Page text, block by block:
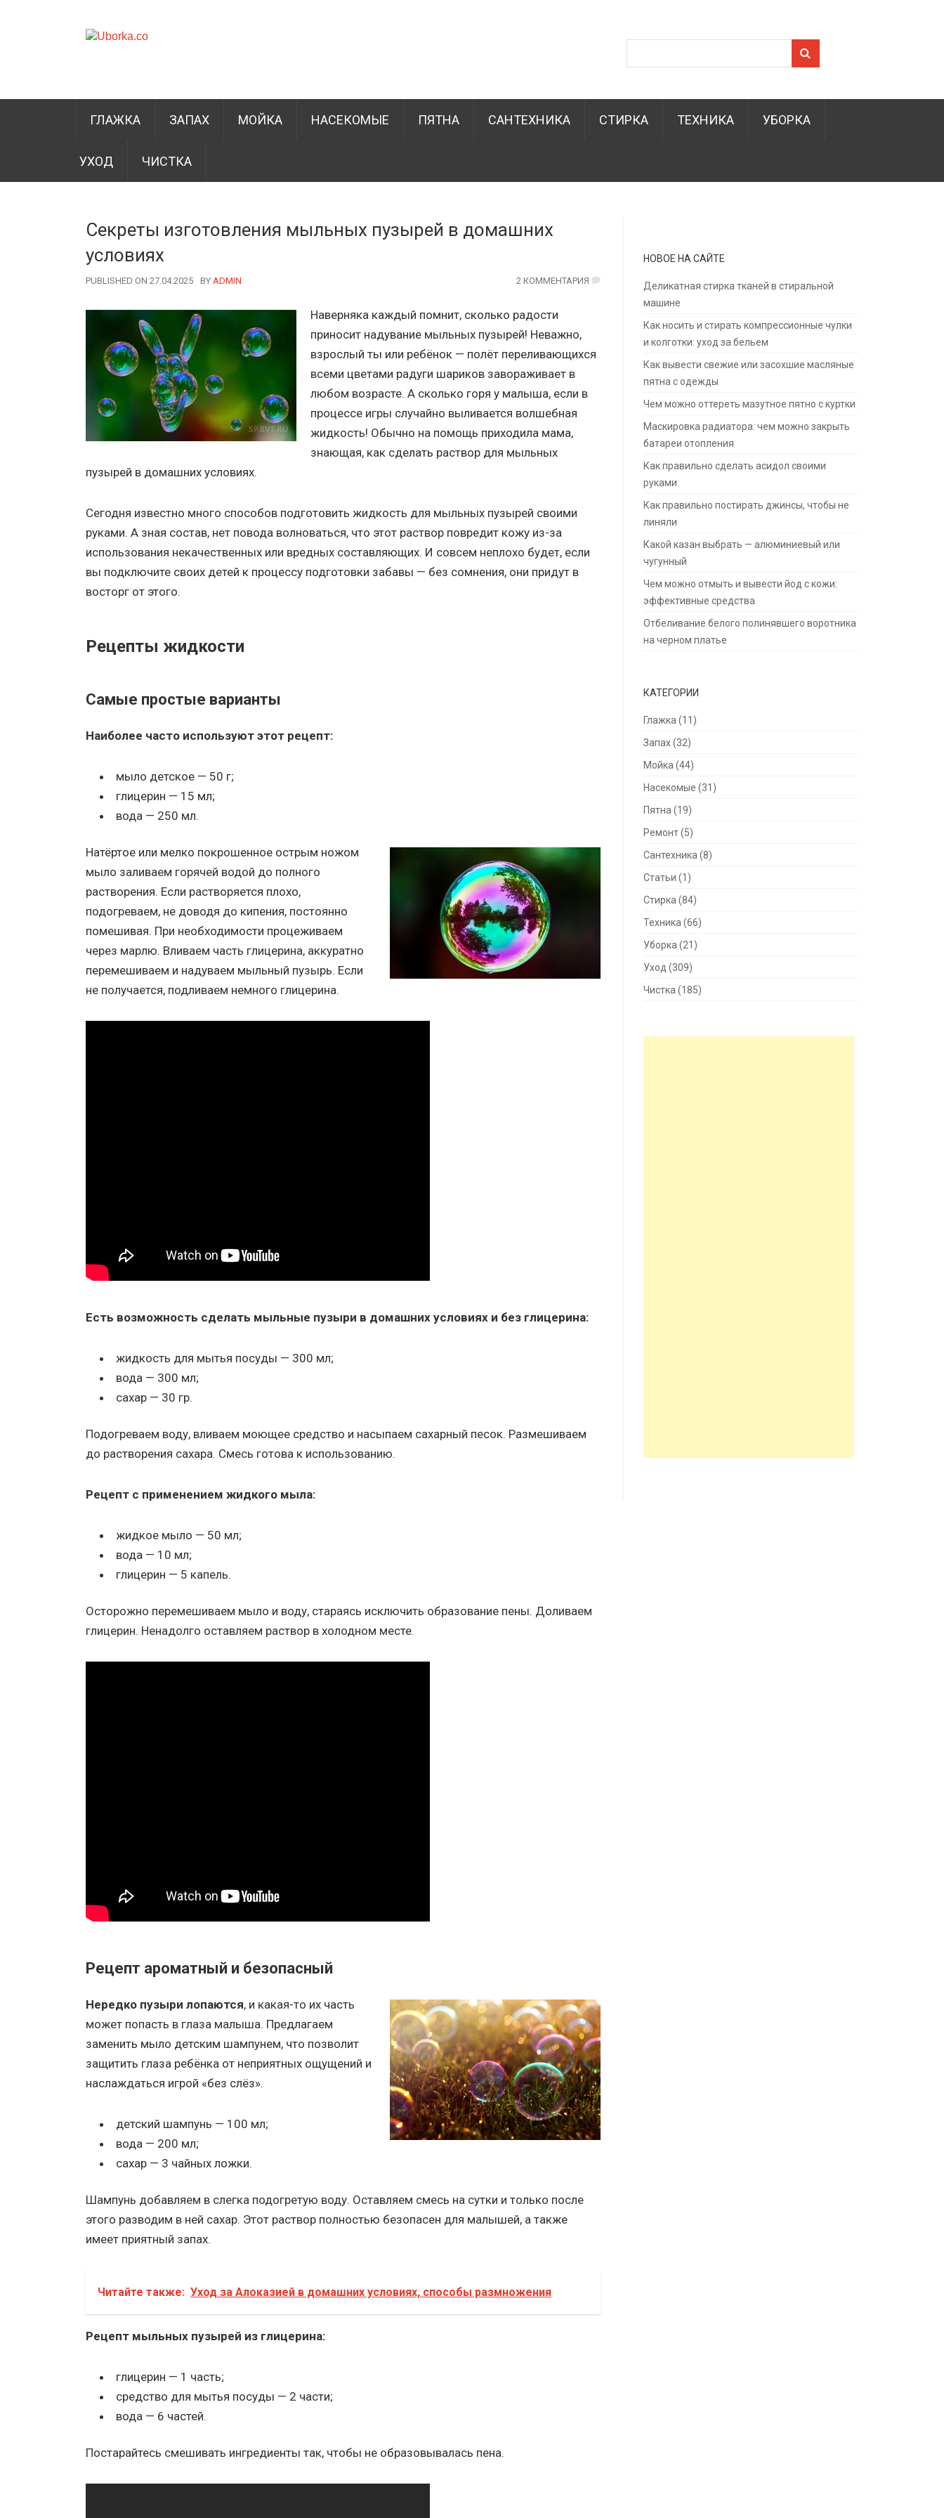
ГЛАЖКА ЗАПАХ МОЙКА НАСЕКОМЫЕ ПЯТНА САНТЕХНИКА СТИРКА ТЕХНИКА УБОРКА
УХОД ЧИСТКА
Секреты изготовления мыльных пузырей в домашних
условиях
PUBLISHED ON 27.04.2025 BY AUTHOR
ADMIN 2 КОММЕНТАРИЯ
Наверняка каждый помнит, сколько радости
приносит надувание мыльных пузырей! Неважно,
взрослый ты или ребёнок — полёт переливающихся
всеми цветами радуги шариков завораживает в
любом возрасте. А сколько горя у малыша, если в
процессе игры случайно выливается волшебная
жидкость! Обычно на помощь приходила мама,
знающая, как сделать раствор для мыльных
пузырей в домашних условиях.
Сегодня известно много способов подготовить жидкость для мыльных пузырей своими
руками. А зная состав, нет повода волноваться, что этот раствор повредит кожу из-за
использования некачественных или вредных составляющих. И совсем неплохо будет, если
вы подключите своих детей к процессу подготовки забавы — без сомнения, они придут в
восторг от этого.
Рецепты жидкости
Самые простые варианты
Наиболее часто используют этот рецепт:
мыло детское — 50 г;
глицерин — 15 мл;
вода — 250 мл.
Натёртое или мелко покрошенное острым ножом
мыло заливаем горячей водой до полного
растворения. Если растворяется плохо,
подогреваем, не доводя до кипения, постоянно
помешивая. При необходимости процеживаем
через марлю. Вливаем часть глицерина, аккуратно
перемешиваем и надуваем мыльный пузырь. Если
не получается, подливаем немного глицерина.
Есть возможность сделать мыльные пузыри в домашних условиях и без глицерина:
​жидкость для мытья посуды — 300 мл;
вода — 300 мл;
сахар — 30 гр.
Подогреваем воду, вливаем моющее средство и насыпаем сахарный песок. Размешиваем
до растворения сахара. Смесь готова к использованию.
Рецепт с применением жидкого мыла:
​жидкое мыло — 50 мл;
вода — 10 мл;
глицерин — 5 капель.
Осторожно перемешиваем мыло и воду, стараясь исключить образование пены. Доливаем
глицерин. Ненадолго оставляем раствор в холодном месте.
Рецепт ароматный и безопасный
Нередко пузыри лопаются, и какая-то их часть
может попасть в глаза малыша. Предлагаем
заменить мыло детским шампунем, что позволит
защитить глаза ребёнка от неприятных ощущений и
наслаждаться игрой «без слёз».
​детский шампунь — 100 мл;
вода — 200 мл;
сахар — 3 чайных ложки.
Шампунь добавляем в слегка подогретую воду. Оставляем смесь на сутки и только после
этого разводим в ней сахар. Этот раствор полностью безопасен для малышей, а также
имеет приятный запах.
Читайте также: Уход за Алоказией в домашних условиях, способы размножения
Рецепт мыльных пузырей из глицерина:
​глицерин — 1 часть;
средство для мытья посуды — 2 части;
вода — 6 частей.
Постарайтесь смешивать ингредиенты так, чтобы не образовывалась пена.
НОВОЕ НА САЙТЕ
Деликатная стирка тканей в стиральной
машине
Как носить и стирать компрессионные чулки
и колготки: уход за бельем
Как вывести свежие или засохшие масляные
пятна с одежды
Чем можно оттереть мазутное пятно с куртки
Маскировка радиатора: чем можно закрыть
батареи отопления
Как правильно сделать асидол своими
руками
Как правильно постирать джинсы, чтобы не
линяли
Какой казан выбрать — алюминиевый или
чугунный
Чем можно отмыть и вывести йод с кожи:
эффективные средства
Отбеливание белого полинявшего воротника
на черном платье
КАТЕГОРИИ
Глажка (11)
Запах(32)
Мойка (44)
Насекомые (31)
Пятна (19)
Ремонт(5)
Сантехника (8)
Статьи (1)
Стирка (84)
Техника (66)
Уборка (21)
Уход (309)
Чистка (185)